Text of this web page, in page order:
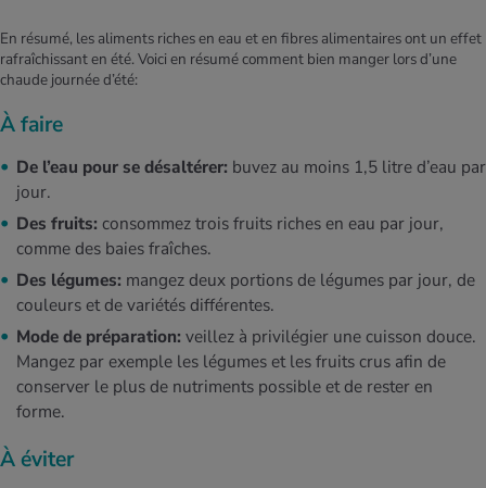
En résumé, les aliments riches en eau et en fibres alimentaires ont un effet
rafraîchissant en été. Voici en résumé comment bien manger lors d’une
chaude journée d’été:
À faire
De l’eau pour se désaltérer: buvez au moins 1,5 litre d’eau par
jour.
Des fruits: consommez trois fruits riches en eau par jour,
comme des baies fraîches.
Des légumes: mangez deux portions de légumes par jour, de
couleurs et de variétés différentes.
Mode de préparation: veillez à privilégier une cuisson douce.
Mangez par exemple les légumes et les fruits crus afin de
conserver le plus de nutriments possible et de rester en
forme.
À éviter